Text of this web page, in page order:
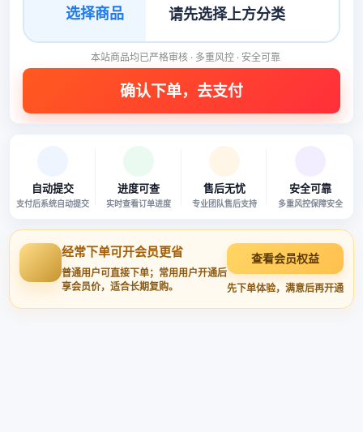
选择商品
本站商品均已严格审核 · 多重风控 · 安全可靠
自动提交
支付后系统自动提交
进度可查
实时查看订单进度
售后无忧
专业团队售后支持
安全可靠
多重风控保障安全
经常下单可开会员更省
普通用户可直接下单；常用用户开通后
享会员价，适合长期复购。
查看会员权益
先下单体验，满意后再开通